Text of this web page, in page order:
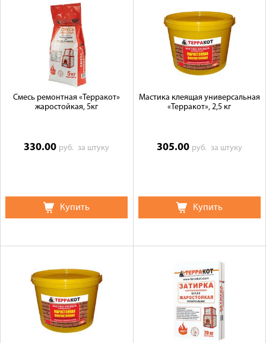
Смесь ремонтная «Терракот»
жаростойкая, 5кг
330.00 руб.за штуку
Купить
Мастика клеящая универсальная
«Терракот», 2,5 кг
305.00 руб. за штуку
Купить